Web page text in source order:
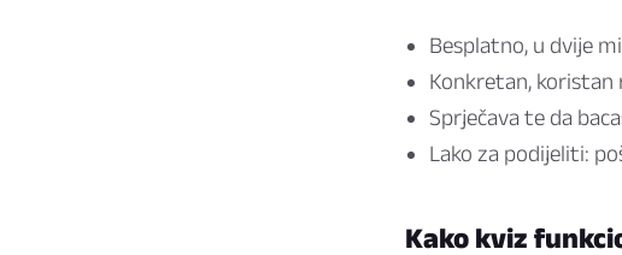
Besplatno, u dvije
Konkretan,
Sprječava te da
Lako za podijeliti:
Kako kviz